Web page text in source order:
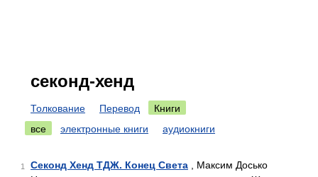
секонд-хенд
Толкование Перевод
Книги
все
электронные книги аудиокниги
1 Секонд Хенд ТДЖ. Конец Света , Максим Досько